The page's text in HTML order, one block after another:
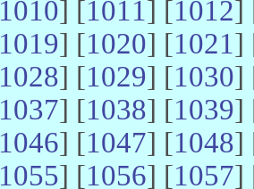
1010] [1011] [1012]
1019] [1020] [1021]
1028] [1029] [1030]
1037] [1038] [1039]
1046] [1047] [1048]
1055] [1056] [1057]